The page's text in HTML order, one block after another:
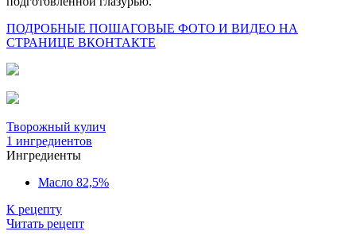
ПОДРОБНЫЕ ПОШАГОВЫЕ ФОТО И ВИДЕО НА
СТРАНИЦЕ ВКОНТАКТЕ
Творожный кулич
1 ингредиентов
Ингредиенты
Масло 82,5%
К рецепту
Читать рецепт